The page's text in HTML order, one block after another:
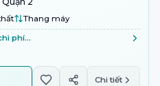
Thang máy
phí…
Chi tiết